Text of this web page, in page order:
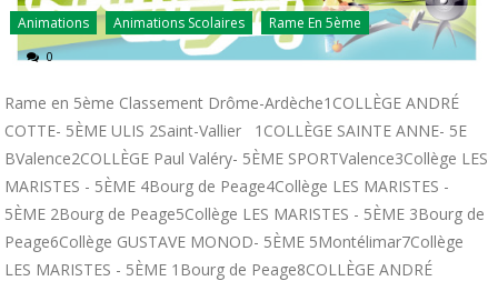
Animations Animations Scolaires Rame En 5ème
0
Rame en 5ème Classement Drôme-Ardèche1COLLÈGE ANDRÉ
COTTE- 5ÈME ULIS 2Saint-Vallier 1COLLÈGE SAINTE ANNE- 5E
BValence2COLLÈGE Paul Valéry- 5ÈME SPORTValence3Collège LES
MARISTES - 5ÈME 4Bourg de Peage4Collège LES MARISTES -
5ÈME 2Bourg de Peage5Collège LES MARISTES - 5ÈME 3Bourg de
Peage6Collège GUSTAVE MONOD- 5ÈME 5Montélimar7Collège
LES MARISTES - 5ÈME 1Bourg de Peage8COLLÈGE ANDRÉ